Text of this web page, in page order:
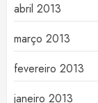
abril 2013
março 2013
fevereiro 2013
janeiro 2013